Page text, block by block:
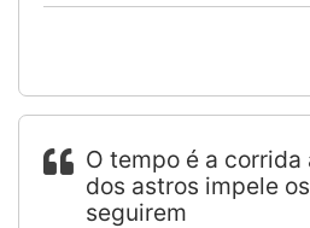
O tempo é a corrida
dos astros impele
seguirem